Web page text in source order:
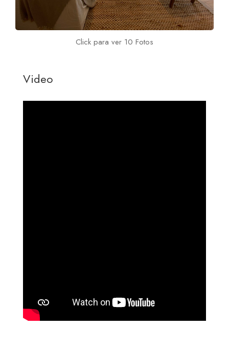
Click para ver 10 Fotos
Video